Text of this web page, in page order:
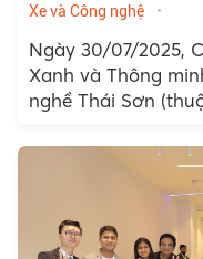
Xe và Công nghệ
Ngày 30/07/2025,
Xanh và Thông
nghề Thái Sơn